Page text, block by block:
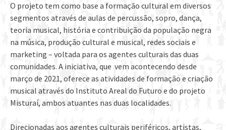
O projeto tem como base a formação cultural em diversos
segmentos através de aulas de percussão, sopro, dança,
teoria musical, história e contribuição da população negra
na música, produção cultural e musical, redes sociais e
marketing – voltada para os agentes culturais das duas
comunidades. A iniciativa, que vem acontecendo desde
março de 2021, oferece as atividades de formação e criação
musical através do Instituto Areal do Futuro e do projeto
Misturaí, ambos atuantes nas duas localidades.
Direcionadas aos agentes culturais periféricos, artistas,